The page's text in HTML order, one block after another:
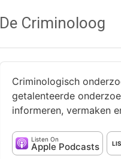
De Criminoloog
Criminologisch
getalenteerde
informeren, vermaken
Listen On
Apple Podcasts